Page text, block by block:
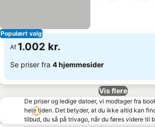
Populært valg
Af 1.002 kr.
Se priser fra 4 hjemmesider
Vis flere
De priser og ledige datoer, vi modtager fra
hele tiden. Det betyder, at du ikke altid kan
tilbud, du så på trivago, når du føres videre til